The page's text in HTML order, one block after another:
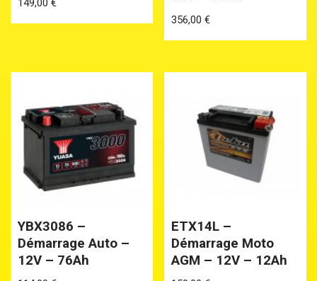
356,00€
YBX3086 –
Démarrage Auto –
12V – 76Ah
ETX14L –
Démarrage Moto
AGM – 12V – 12Ah